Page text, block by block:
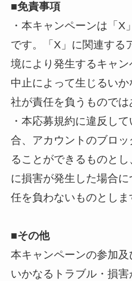
■免責事項
・本キャンペーンは「X
です。「X」に関連する
境により発生するキャ
中止によって生じるい
社が責任を負うものでは
・本応募規約に違反し
合、アカウントのブロ
ることができるものと
に損害が発生した場合
任を負わないものとしま
■その他
本キャンペーンの参加
いかなるトラブル・損